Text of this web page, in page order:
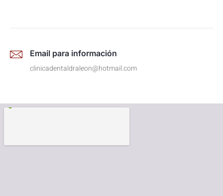
Email para información
clinicadentaldraleon@hotmail.com